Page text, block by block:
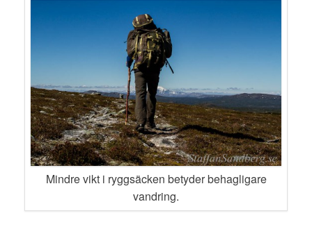
Mindre vikt i ryggsäcken betyder behagligare
vandring.